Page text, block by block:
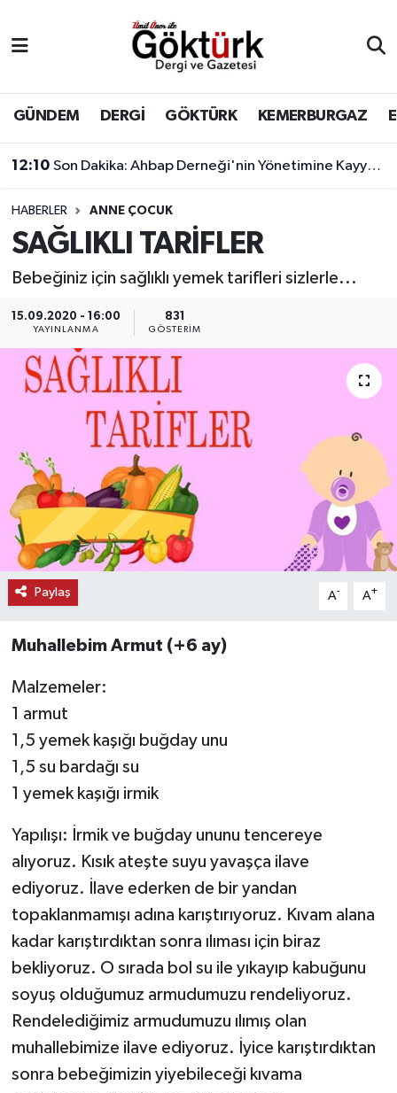
GÜNDEM DERGİ GÖKTÜRK KEMERBURGAZ
12:10 Son Dakika: Ahbap Derneği'nin Yönetimine Kayyum Atandı
HABERLER ANNE ÇOCUK
SAĞLIKLI TARİFLER
Bebeğiniz için sağlıklı yemek tarifleri sizlerle...
15.09.2020 - 16:00
YAYINLANMA
831
GÖSTERIM
Paylaş A- A+
Muhallebim Armut (+6 ay)
Malzemeler:
1 armut
1,5 yemek kaşığı buğday unu
1,5 su bardağı su
1 yemek kaşığı irmik
Yapılışı: İrmik ve buğday ununu tencereye
alıyoruz. Kısık ateşte suyu yavaşça ilave
ediyoruz. İlave ederken de bir yandan
topaklanmamışı adına karıştırıyoruz. Kıvam alana
kadar karıştırdıktan sonra ılıması için biraz
bekliyoruz. O sırada bol su ile yıkayıp kabuğunu
soyuş olduğumuz armudumuzu rendeliyoruz.
Rendelediğimiz armudumuzu ılımış olan
muhallebimize ilave ediyoruz. İyice karıştırdıktan
sonra bebeğimizin yiyebileceği kıvama
BİLİM
DERGİ
DÜNYA
EĞİTİM
GÜNDEM
KEMERBURGAZ
KÜLTÜR - SANAT
MAGAZİN
ÖZEL HABER
SAĞLIK
SPOR
TİCARET
YAŞAM
Eyüpsultan Hava Durumu
Eyüpsultan Trafik Yoğunluk Haritası
Süper Lig Puan Durumu ve Fikstür
Tüm Manşetler
Son Dakika Haberleri